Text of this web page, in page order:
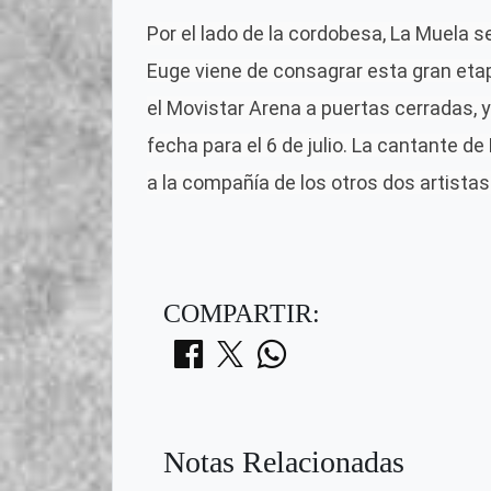
Por el lado de la cordobesa, La Muela
Euge viene de consagrar esta gran
el Movistar Arena a puertas cerradas,
fecha para el 6 de julio. La cantante de
a la compañía de los otros dos
COMPARTIR:
Notas Relacionadas